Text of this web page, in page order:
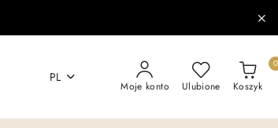
PL
Moje konto Ulubione Koszyk
0